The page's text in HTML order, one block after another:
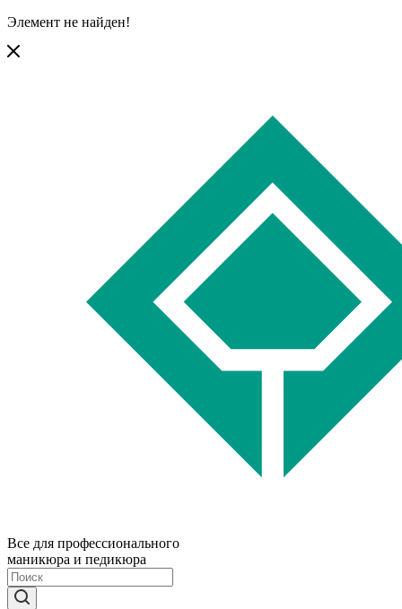
Элемент не найден!
Все для профессионального
маникюра и педикюра